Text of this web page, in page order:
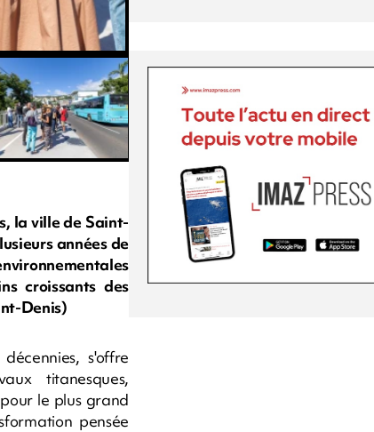
la ville de Saint-
années de
croissants des
Denis)
s'offre
titanesques,
le plus grand
pensée